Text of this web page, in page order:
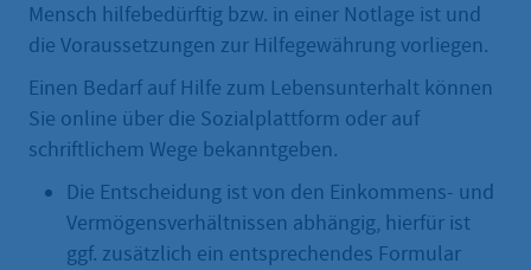
Mensch hilfebedürftig bzw. in einer Notlage ist und
die Voraussetzungen zur Hilfegewährung vorliegen.
Einen Bedarf auf Hilfe zum Lebensunterhalt können
Sie online über die Sozialplattform oder auf
schriftlichem Wege bekanntgeben.
Die Entscheidung ist von den Einkommens- und
Vermögensverhältnissen abhängig, hierfür ist
ggf. zusätzlich ein entsprechendes Formular